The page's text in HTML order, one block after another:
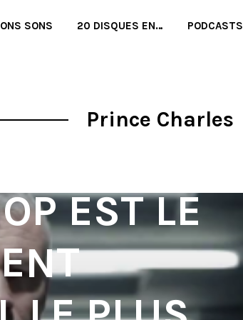
SONS 20 DISQUES EN… PODCASTS
Prince Charles
ARTS
EST LE